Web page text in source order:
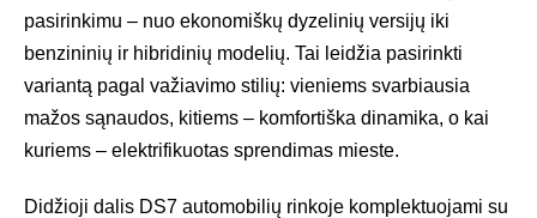
pasirinkimu – nuo ekonomiškų dyzelinių versijų iki
benzininių ir hibridinių modelių. Tai leidžia pasirinkti
variantą pagal važiavimo stilių: vieniems svarbiausia
mažos sąnaudos, kitiems – komfortiška dinamika, o kai
kuriems – elektrifikuotas sprendimas mieste.
Didžioji dalis DS7 automobilių rinkoje komplektuojami su